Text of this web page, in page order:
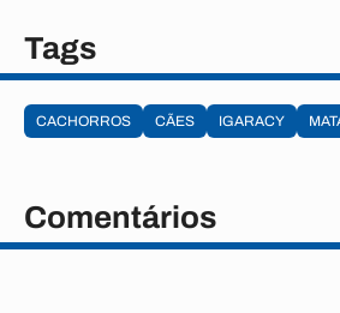
Tags
CACHORROS CÃES IGARACY
Comentários